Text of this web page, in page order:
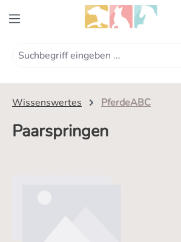
Zum Hauptinhalt springen
Wissenswertes PferdeABC
Paarspringen